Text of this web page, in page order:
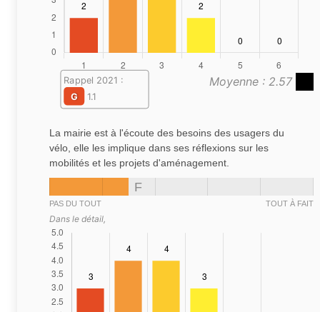
Moyenne : 2.57
Rappel 2021 :
G
1.1
La mairie est à l'écoute des besoins des usagers du
vélo, elle les implique dans ses réflexions sur les
mobilités et les projets d'aménagement.
F
PAS DU TOUT TOUT À FAIT
Dans le détail,